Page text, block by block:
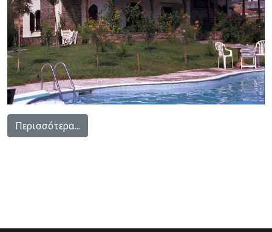
Περισσότερα...